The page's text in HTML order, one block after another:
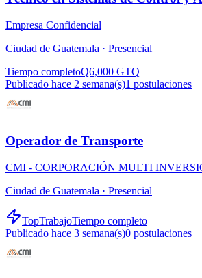
Empresa Confidencial
Ciudad de Guatemala · Presencial
Tiempo completoQ6,000 GTQ
Publicado hace 2 semana(s)1 postulaciones
Operador de Transporte
CMI - CORPORACIÓN MULTI
Ciudad de Guatemala · Presencial
TopTrabajoTiempo completo
Publicado hace 3 semana(s)0 postulaciones